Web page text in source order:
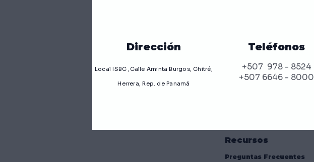
Dirección
Local ISBC ,Calle Aminta Burgos, Chitré,
Herrera, Rep. de Panamá
Teléfonos
+507 978 - 8524
+507 6646 - 8000
Recursos
Preguntas Frecuentes